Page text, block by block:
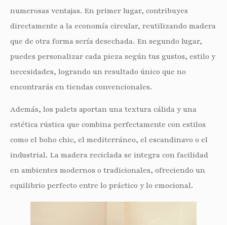
numerosas ventajas. En primer lugar, contribuyes
directamente a la economía circular, reutilizando madera
que de otra forma sería desechada. En segundo lugar,
puedes personalizar cada pieza según tus gustos, estilo y
necesidades, logrando un resultado único que no
encontrarás en tiendas convencionales.
Además, los palets aportan una textura cálida y una
estética rústica que combina perfectamente con estilos
como el boho chic, el mediterráneo, el escandinavo o el
industrial. La madera reciclada se integra con facilidad
en ambientes modernos o tradicionales, ofreciendo un
equilibrio perfecto entre lo práctico y lo emocional.